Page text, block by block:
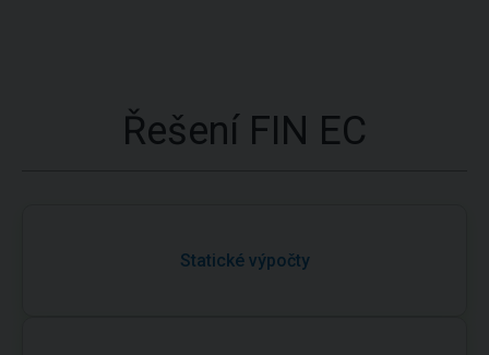
Řešení FIN EC
Statické výpočty